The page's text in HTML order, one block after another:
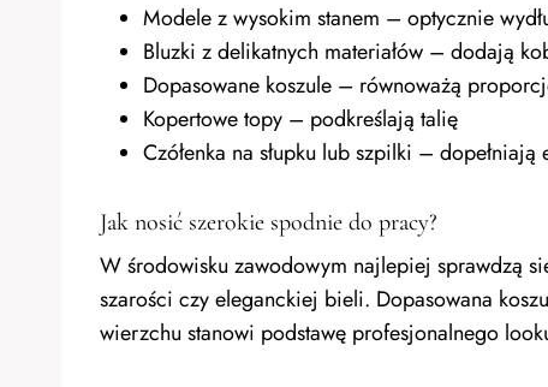
Modele z wysokim stanem – optycznie
Bluzki z delikatnych materiałów – dodają
Dopasowane koszule – równoważą
Kopertowe topy – podkreślają talię
Czółenka na słupku lub szpilki –
Jak nosić szerokie spodnie do pracy?
W środowisku zawodowym najlepiej sprawdzą
szarości czy eleganckiej bieli. Dopasowana
wierzchu stanowi podstawę profesjonalnego